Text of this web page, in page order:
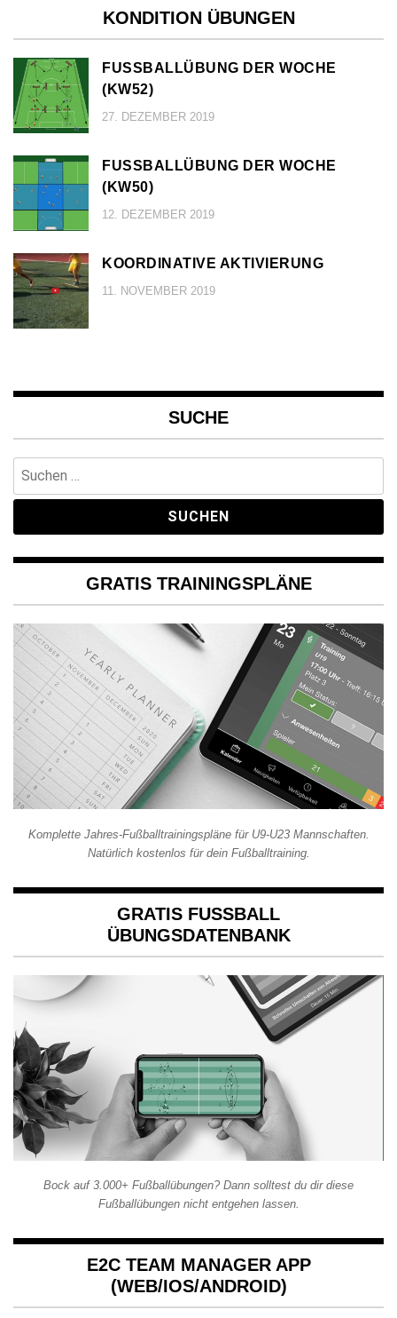
KONDITION ÜBUNGEN
FUSSBALLÜBUNG DER WOCHE (
KW52)
27. DEZEMBER 2019
FUSSBALLÜBUNG DER WOCHE (
KW50)
12. DEZEMBER 2019
KOORDINATIVE AKTIVIERUNG
11. NOVEMBER 2019
SUCHE
nach:
GRATIS TRAININGSPLÄNE
Komplette Jahres-Fußballtrainingspläne für U9-U23 Mannschaften.
Natürlich kostenlos für dein Fußballtraining.
GRATIS FUSSBALL Ü
BUNGSDATENBANK
Bock auf 3.000+ Fußballübungen? Dann solltest du dir diese
Fußballübungen nicht entgehen lassen.
E2C TEAM MANAGER APP
(WEB/IOS/ANDROID)